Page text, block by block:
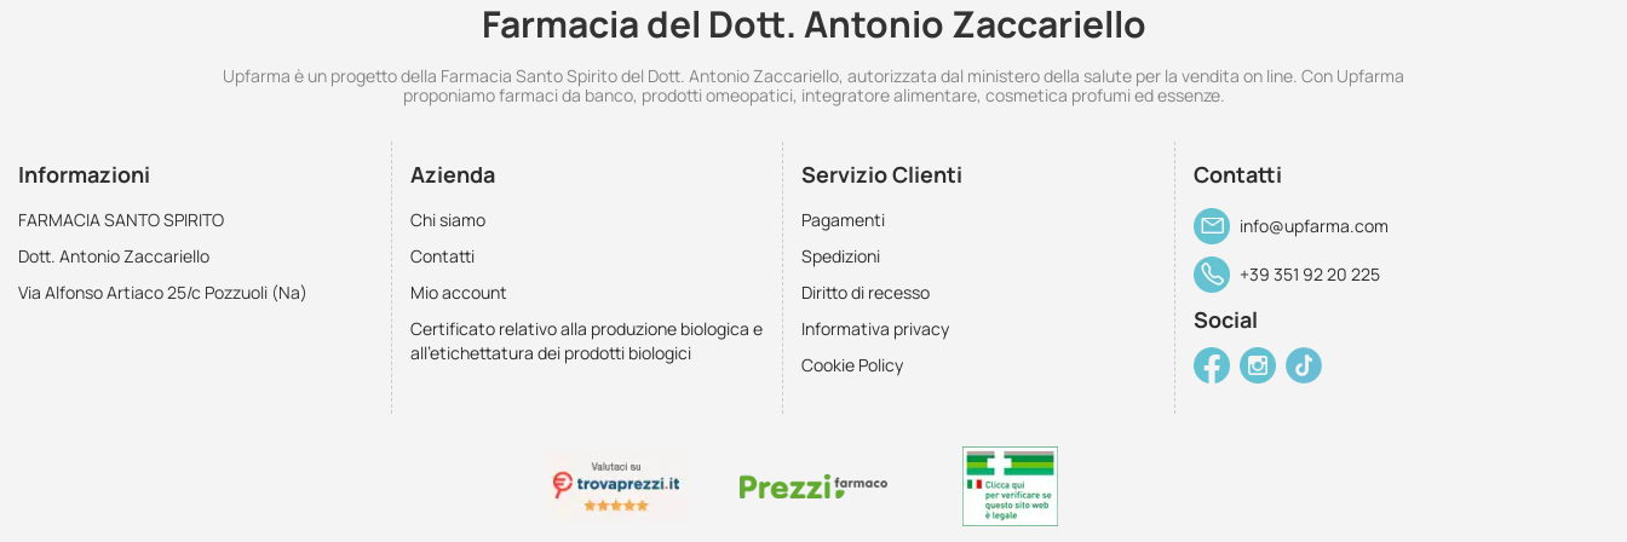
Farmacia del Dott. Antonio Zaccariello
Upfarma è un progetto della Farmacia Santo Spirito del Dott. Antonio Zaccariello, autorizzata dal ministero della salute per la vendita on line. Con Upfarma
proponiamo farmaci da banco, prodotti omeopatici, integratore alimentare, cosmetica profumi ed essenze.
Informazioni
FARMACIA SANTO SPIRITO
Dott. Antonio Zaccariello
Via Alfonso Artiaco 25/c Pozzuoli (Na)
Azienda
Chi siamo
Contatti
Mio account
Certificato relativo alla produzione biologica e
all'etichettatura dei prodotti biologici
Servizio Clienti
Pagamenti
Spedizioni
Diritto di recesso
Informativa privacy
Cookie Policy
Contatti
info@upfarma.com
+39 351 92 20 225
Social